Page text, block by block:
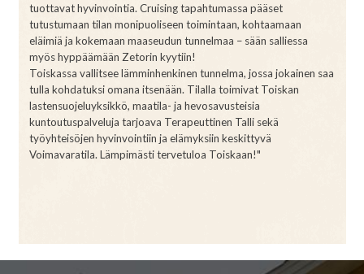
tuottavat hyvinvointia. Cruising tapahtumassa pääset
tutustumaan tilan monipuoliseen toimintaan, kohtaamaan
eläimiä ja kokemaan maaseudun tunnelmaa – sään salliessa
myös hyppäämään Zetorin kyytiin!
Toiskassa vallitsee lämminhenkinen tunnelma, jossa jokainen saa
tulla kohdatuksi omana itsenään. Tilalla toimivat Toiskan
lastensuojeluyksikkö, maatila- ja hevosavusteisia
kuntoutuspalveluja tarjoava Terapeuttinen Talli sekä
työyhteisöjen hyvinvointiin ja elämyksiin keskittyvä
Voimavaratila. Lämpimästi tervetuloa Toiskaan!"